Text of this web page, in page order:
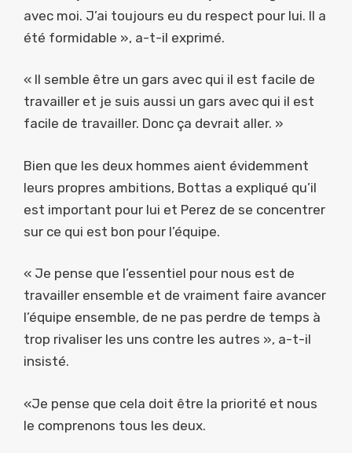
avec moi. J’ai toujours eu du respect pour lui. Il a
été formidable », a-t-il exprimé.
« Il semble être un gars avec qui il est facile de
travailler et je suis aussi un gars avec qui il est
facile de travailler. Donc ça devrait aller. »
Bien que les deux hommes aient évidemment
leurs propres ambitions, Bottas a expliqué qu’il
est important pour lui et Perez de se concentrer
sur ce qui est bon pour l’équipe.
« Je pense que l’essentiel pour nous est de
travailler ensemble et de vraiment faire avancer
l’équipe ensemble, de ne pas perdre de temps à
trop rivaliser les uns contre les autres », a-t-il
insisté.
«Je pense que cela doit être la priorité et nous
le comprenons tous les deux.